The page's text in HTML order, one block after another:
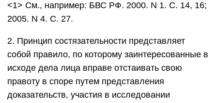
<1> См., например: БВС РФ. 2000. N 1. С. 14, 16;
2005. N 4. С. 27.
2. Принцип состязательности представляет
собой правило, по которому заинтересованные в
исходе дела лица вправе отстаивать свою
правоту в споре путем представления
доказательств, участия в исследовании